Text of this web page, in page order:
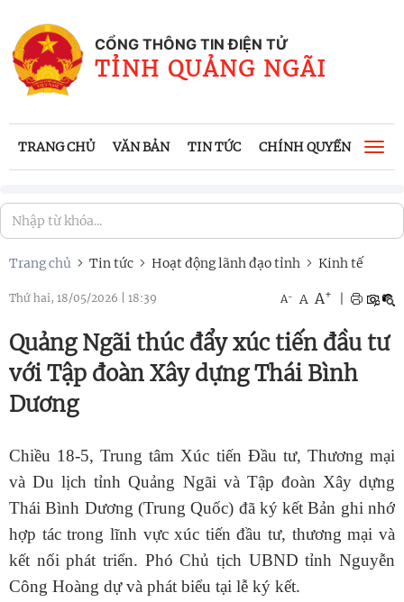
CỔNG THÔNG TIN ĐIỆN TỬ
TỈNH QUẢNG NGÃI
TRANG CHỦ VĂN BẢN TIN TỨC CHÍNH QUYỀN
Trang chủ Tin tức Hoạt động lãnh đạo tỉnh Kinh tế
Thứ hai, 18/05/2026 18:39 A- A A+
Quảng Ngãi thúc đẩy xúc tiến đầu tư
với Tập đoàn Xây dựng Thái Bình
Dương
Chiều 18-5, Trung tâm Xúc tiến Đầu tư, Thương mại
và Du lịch tỉnh Quảng Ngãi và Tập đoàn Xây dựng
Thái Bình Dương (Trung Quốc) đã ký kết Bản ghi nhớ
hợp tác trong lĩnh vực xúc tiến đầu tư, thương mại và
kết nối phát triển. Phó Chủ tịch UBND tỉnh Nguyễn
Công Hoàng dự và phát biểu tại lễ ký kết.